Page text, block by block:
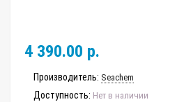
4 390.00 р.
Производитель: Seachem
Доступность: Нет в наличии